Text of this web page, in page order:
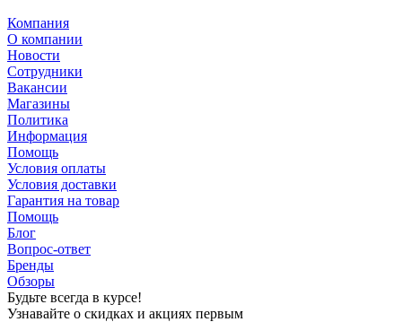
Компания
О компании
Новости
Сотрудники
Вакансии
Магазины
Политика
Информация
Помощь
Условия оплаты
Условия доставки
Гарантия на товар
Помощь
Блог
Вопрос-ответ
Бренды
Обзоры
Будьте всегда в курсе!
Узнавайте о скидках и акциях первым